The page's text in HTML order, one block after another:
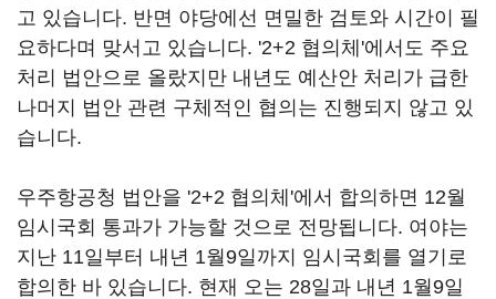
고 있습니다. 반면 야당에선 면밀한 검토와 시간이 필
요하다며 맞서고 있습니다. '2+2 협의체'에서도 주요
처리 법안으로 올랐지만 내년도 예산안 처리가 급한
나머지 법안 관련 구체적인 협의는 진행되지 않고 있
습니다.
우주항공청 법안을 '2+2 협의체'에서 합의하면 12월
임시국회 통과가 가능할 것으로 전망됩니다. 여야는
지난 11일부터 내년 1월9일까지 임시국회를 열기로
합의한 바 있습니다. 현재 오는 28일과 내년 1월9일